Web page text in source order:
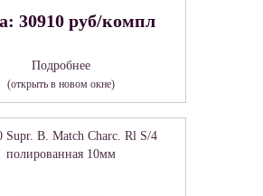
30910 руб/компл
Подробнее
(открыть в новом окне)
Supr. B. Match Charc. Rl S/4
полированная 10мм